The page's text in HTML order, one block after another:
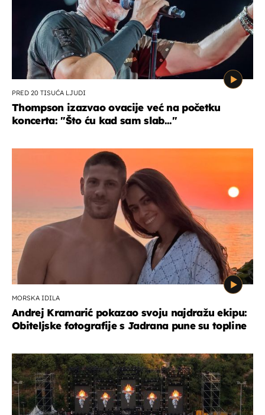
PRED 20 TISUĆA LJUDI
Thompson izazvao ovacije već na početku
koncerta: "Što ću kad sam slab..."
MORSKA IDILA
Andrej Kramarić pokazao svoju najdražu ekipu:
Obiteljske fotografije s Jadrana pune su topline